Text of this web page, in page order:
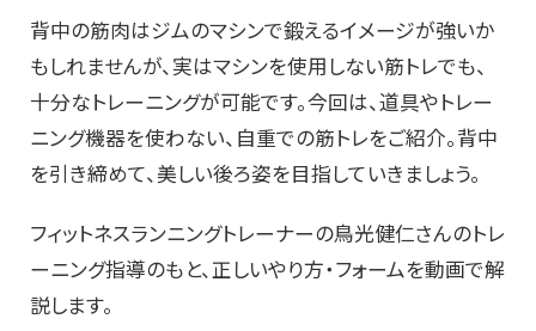
背中の筋肉はジムのマシンで鍛えるイメージが強いか
もしれませんが、実はマシンを使用しない筋トレでも、
十分なトレーニングが可能です。今回は、道具やトレー
ニング機器を使わない、自重での筋トレをご紹介。背中
を引き締めて、美しい後ろ姿を目指していきましょう。
フィットネスランニングトレーナーの鳥光健仁さんのトレ
ーニング指導のもと、正しいやり方・フォームを動画で解
説します。